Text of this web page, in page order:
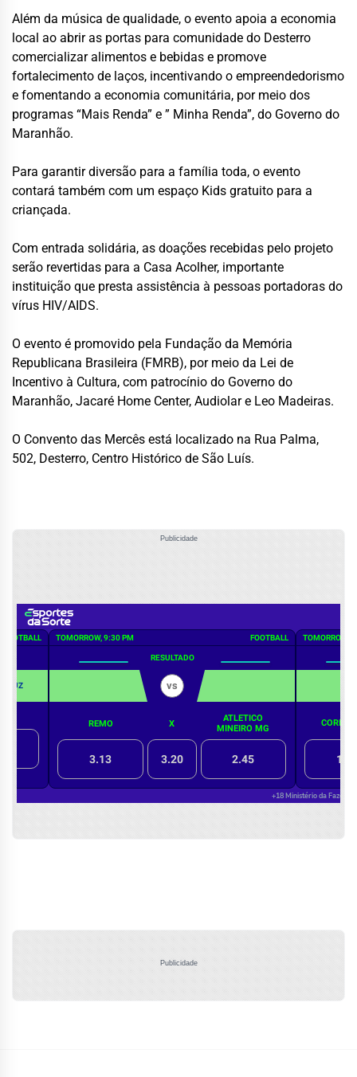
Além da música de qualidade, o evento apoia a economia
local ao abrir as portas para comunidade do Desterro
comercializar alimentos e bebidas e promove
fortalecimento de laços, incentivando o empreendedorismo
e fomentando a economia comunitária, por meio dos
programas “Mais Renda” e ” Minha Renda”, do Governo do
Maranhão.
Para garantir diversão para a família toda, o evento
contará também com um espaço Kids gratuito para a
criançada.
Com entrada solidária, as doações recebidas pelo projeto
serão revertidas para a Casa Acolher, importante
instituição que presta assistência à pessoas portadoras do
vírus HIV/AIDS.
O evento é promovido pela Fundação da Memória
Republicana Brasileira (FMRB), por meio da Lei de
Incentivo à Cultura, com patrocínio do Governo do
Maranhão, Jacaré Home Center, Audiolar e Leo Madeiras.
O Convento das Mercês está localizado na Rua Palma,
502, Desterro, Centro Histórico de São Luís.
Publicidade
Publicidade